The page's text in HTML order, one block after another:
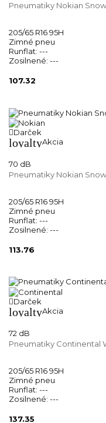
Pneumatiky Nokian
205/65 R16 95H
Zimné pneu
Runflat: ---
Zosilnené: ---
107.32
Darček
loyaltyAkcia
70 dB
Pneumatiky Nokian
205/65 R16 95H
Zimné pneu
Runflat: ---
Zosilnené: ---
113.76
Darček
loyaltyAkcia
72 dB
Pneumatiky Continental
205/65 R16 95H
Zimné pneu
Runflat: ---
Zosilnené: ---
137.35